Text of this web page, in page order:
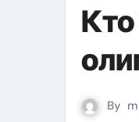
By